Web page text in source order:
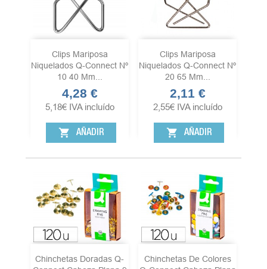
Clips Mariposa
Niquelados Q-Connect Nº
10 40 Mm...
Precio
4,28 €
5,18€ IVA incluído
shopping_cart AÑADIR
Clips Mariposa
Niquelados Q-Connect Nº
20 65 Mm...
Precio
2,11 €
2,55€ IVA incluído
shopping_cart AÑADIR
Chinchetas Doradas Q-
Chinchetas De Colores